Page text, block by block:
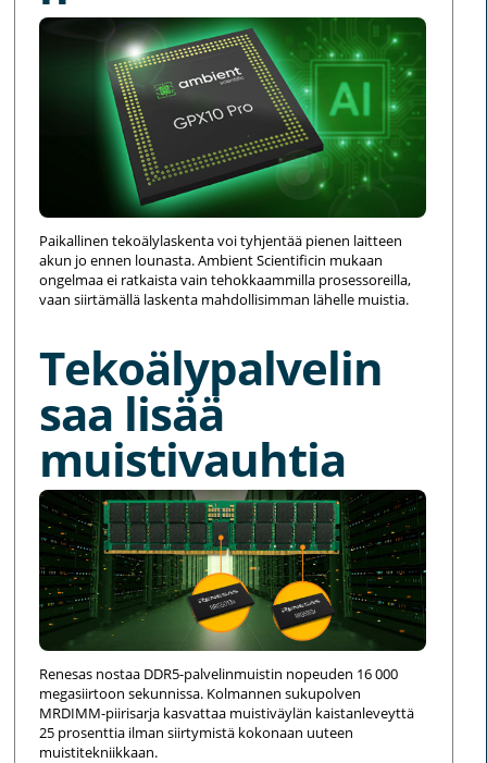
Paikallinen tekoälylaskenta voi tyhjentää pienen laitteen
akun jo ennen lounasta. Ambient Scientificin mukaan
ongelmaa ei ratkaista vain tehokkaammilla prosessoreilla,
vaan siirtämällä laskenta mahdollisimman lähelle muistia.
Tekoälypalvelin
saa lisää
muistivauhtia
Renesas nostaa DDR5-palvelinmuistin nopeuden 16 000
megasiirtoon sekunnissa. Kolmannen sukupolven
MRDIMM-piirisarja kasvattaa muistiväylän kaistanleveyttä
25 prosenttia ilman siirtymistä kokonaan uuteen
muistitekniikkaan.